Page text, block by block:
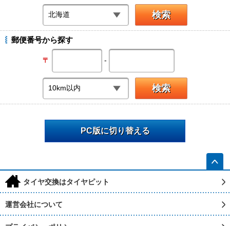
郵便番号から探す
〒 -
PC版に切り替える
h タイヤ交換はタイヤピット
運営会社について